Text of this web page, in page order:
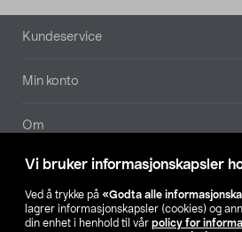
Vi bruker informasjonskapsler
Ved å trykke på «Godta alle
lagrer informasjonskapsler (cookies) og
din enhet i henhold til vår policy for
Bunntekst
Kundeservice
Min konto
Om
Aktuelt
Våre selskaper